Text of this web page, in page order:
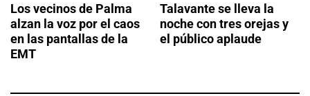
Los vecinos de Palma
alzan la voz por el caos
en las pantallas de la
EMT
Talavante se lleva la
noche con tres orejas y
el público aplaude